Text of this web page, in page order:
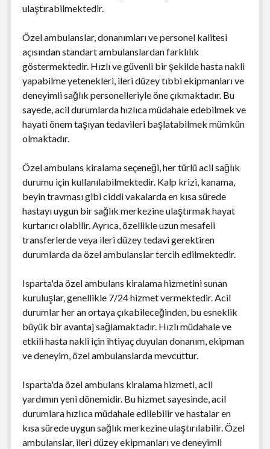
ulaştırabilmektedir.
Özel ambulanslar, donanımları ve personel kalitesi
açısından standart ambulanslardan farklılık
göstermektedir. Hızlı ve güvenli bir şekilde hasta nakli
yapabilme yetenekleri, ileri düzey tıbbi ekipmanları ve
deneyimli sağlık personelleriyle öne çıkmaktadır. Bu
sayede, acil durumlarda hızlıca müdahale edebilmek ve
hayati önem taşıyan tedavileri başlatabilmek mümkün
olmaktadır.
Özel ambulans kiralama seçeneği, her türlü acil sağlık
durumu için kullanılabilmektedir. Kalp krizi, kanama,
beyin travması gibi ciddi vakalarda en kısa sürede
hastayı uygun bir sağlık merkezine ulaştırmak hayat
kurtarıcı olabilir. Ayrıca, özellikle uzun mesafeli
transferlerde veya ileri düzey tedavi gerektiren
durumlarda da özel ambulanslar tercih edilmektedir.
Isparta'da özel ambulans kiralama hizmetini sunan
kuruluşlar, genellikle 7/24 hizmet vermektedir. Acil
durumlar her an ortaya çıkabileceğinden, bu esneklik
büyük bir avantaj sağlamaktadır. Hızlı müdahale ve
etkili hasta nakli için ihtiyaç duyulan donanım, ekipman
ve deneyim, özel ambulanslarda mevcuttur.
Isparta'da özel ambulans kiralama hizmeti, acil
yardımın yeni dönemidir. Bu hizmet sayesinde, acil
durumlara hızlıca müdahale edilebilir ve hastalar en
kısa sürede uygun sağlık merkezine ulaştırılabilir. Özel
ambulanslar, ileri düzey ekipmanları ve deneyimli